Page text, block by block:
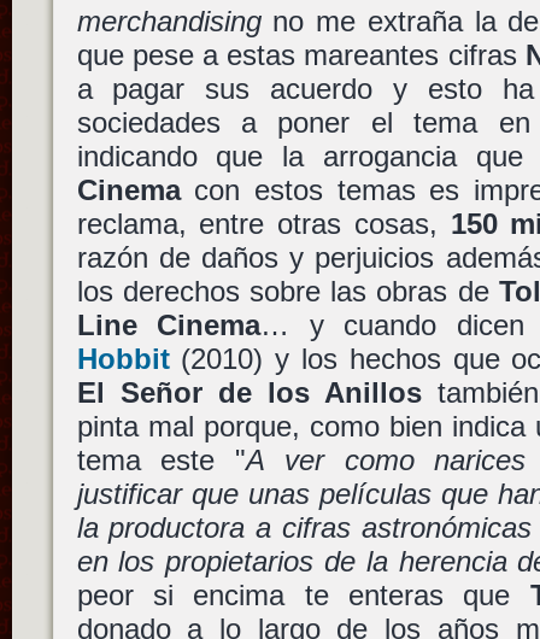
merchandisingno me extraña la
que pese a estas mareantes cifras
a pagar sus acuerdo y esto
sociedades a poner el tema
indicando que la arrogancia
Cinemacon estos temas es
reclama, entre otras cosas, 150
razón de daños y perjuicios
los derechos sobre las obras de
Line Cinema… y cuando
Hobbit(2010) y los hechos que
El Señor de los Anillos
pinta mal porque, como bien
tema este "A ver como
justificar que unas películas que
la productora a cifras
en los propietarios de la herencia
peor si encima te enteras que
donado a lo largo de los años